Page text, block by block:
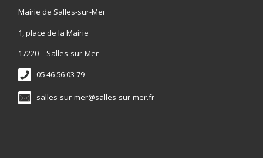
Mairie de Salles-sur-Mer
1, place de la Mairie
17220 – Salles-sur-Mer
05 46 56 03 79
salles-sur-mer@salles-sur-mer.fr